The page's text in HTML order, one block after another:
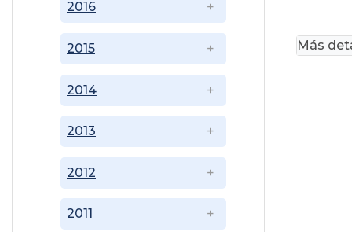
2011
2012
2013
2014
2015
2016
Más